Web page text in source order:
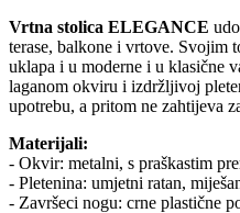
Vrtna stolica ELEGANCE
terase, balkone i vrtove. Svojim
uklapa i u moderne i u klasične
laganom okviru i izdržljivoj
upotrebu, a pritom ne zahtijeva
Materijali:
- Okvir: metalni, s praškastim
- Pletenina: umjetni ratan,
- Završeci nogu: crne plastične